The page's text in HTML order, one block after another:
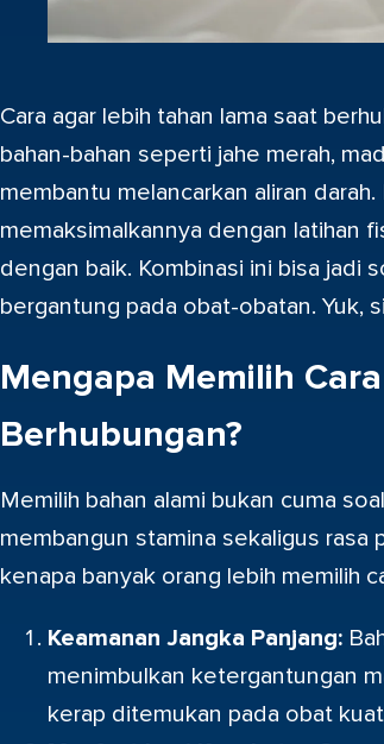
Cara agar lebih tahan lama saat
bahan-bahan seperti jahe merah,
membantu melancarkan aliran
memaksimalkannya dengan latihan
dengan baik. Kombinasi ini bisa jadi
bergantung pada obat-obatan. Yuk,
Mengapa Memilih
Berhubungan?
Memilih bahan alami bukan cuma
membangun stamina sekaligus rasa
kenapa banyak orang lebih memilih
Keamanan Jangka Panjang:
menimbulkan ketergantungan
kerap ditemukan pada obat